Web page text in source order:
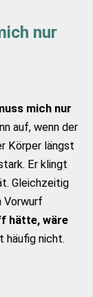
nur
mich nur
auf, wenn der
Körper längst
Er klingt
Gleichzeitig
Vorwurf
hätte, wäre
häufig nicht.